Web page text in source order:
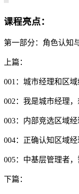
课程亮点：
第一部分：角色认知
上篇：
001：城市经理和区
002：我是城市经理
003：内部竞选区域
004：正确认知区域
005：中基层管理者
下篇：